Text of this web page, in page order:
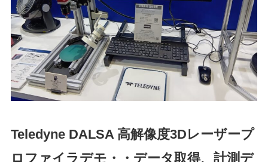
Teledyne DALSA 高解像度3Dレーザープ
ロファイラデモ・・データ取得、計測デ